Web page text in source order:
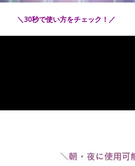
＼30秒で使い方をチェック！／